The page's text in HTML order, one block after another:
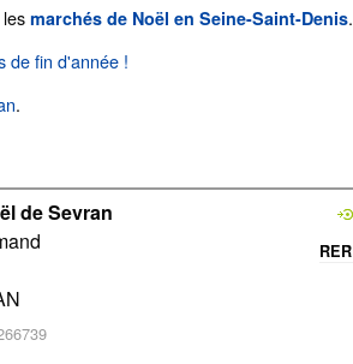
marchés de Noël en Seine-Saint-Denis.
de fin d'année !
.
de Sevran
RER